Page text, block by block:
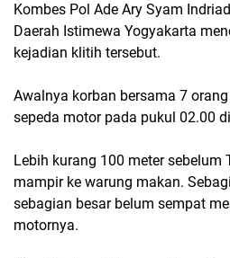
Kombes Pol Ade Ary Syam
Daerah Istimewa Yogyakarta
kejadian klitih tersebut.
Awalnya korban bersama 7
sepeda motor pada pukul 02.00
Lebih kurang 100 meter sebelum
mampir ke warung makan.
sebagian besar belum sempat
motornya.